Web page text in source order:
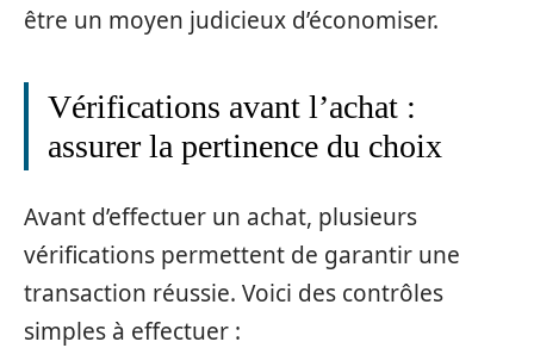
être un moyen judicieux d’économiser.
Vérifications avant l’achat :
assurer la pertinence du choix
Avant d’effectuer un achat, plusieurs
vérifications permettent de garantir une
transaction réussie. Voici des contrôles
simples à effectuer :